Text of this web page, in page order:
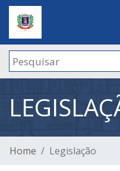
Home Legislação